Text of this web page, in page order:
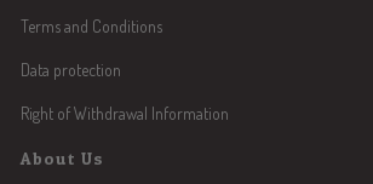
Terms and Conditions
Data protection
Right of Withdrawal Information
About Us